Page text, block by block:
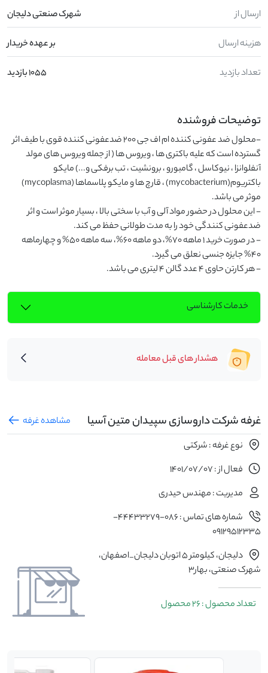
ارسال از شهرک صنعتی دلیجان
هزینه ارسال بر عهده خریدار
تعداد بازدید 1055 بازدید
توضیحات فروشنده
-محلول ضد عفونی کننده ام اف جی 200 ضدعفونی کننده قوی با طیف اثر
- این محلول در حضور مواد آلی و آب با سختی بالا ، بسیار موثر است و اثر
- هر کارتن حاوی 4 عدد گالن 4 لیتری می باشد.
خدمات کارشناسی
هشدار های قبل معامله
غرفه شرکت داروسازی سپیدان متین آسیا
مشاهده غرفه
نوع غرفه : شرکتی
فعال از : 1401/07/07
مدیریت : مهندس حیدری
شماره های تماس : 086-44433279-
09129512335
دلیجان، کیلومتر 5 اتوبان دلیجان_اصفهان،
شهرک صنعتی، بهار3
تعداد محصول : 26 محصول